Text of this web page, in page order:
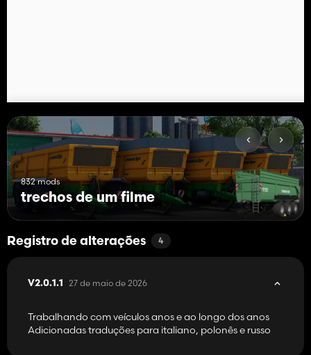
832 mods
trechos de um filme
Registro de alterações 4
V2.0.1.1 27 de maio de 2026
Trabalhando com veículos anos e ao longo dos anos
Adicionadas traduções para italiano, polonês e russo